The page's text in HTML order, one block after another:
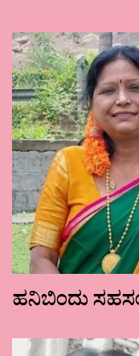
ಹನಿಬಿಂದು